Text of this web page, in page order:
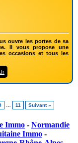
ouvre les portes de sa
Il vous propose une
occasions et tous les
… 11 Suivant »
Immo - Normandie
Immo -